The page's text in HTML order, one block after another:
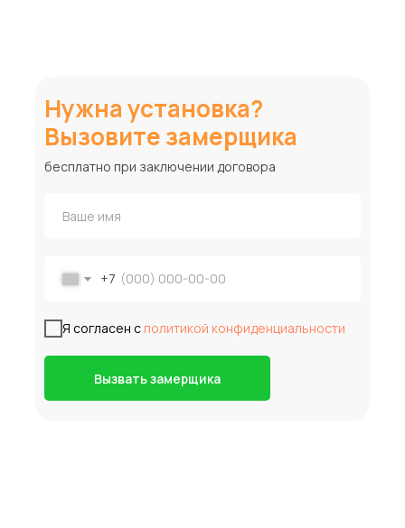
Нужна установка?
Вызовите замерщика
+7
Я согласен с политикой конфиденциальности
Вызвать замерщика
бесплатно при заключении договора